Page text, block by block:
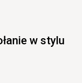
w stylu